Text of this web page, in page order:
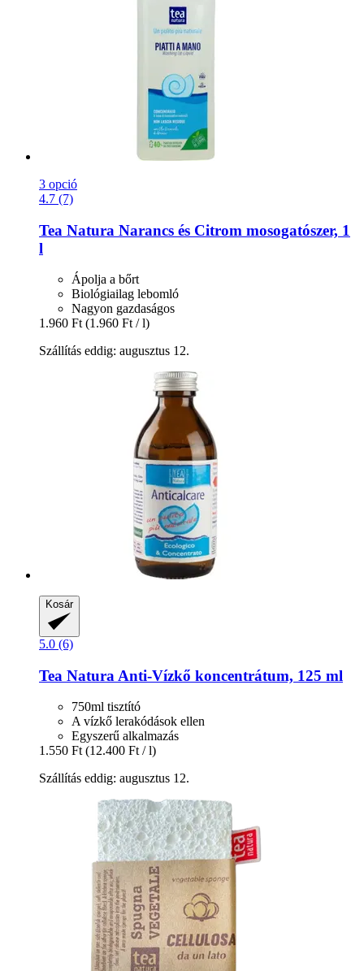
3 opció
4.7 (7)
Tea Natura Narancs és Citrom mosogatószer, 1
l
Ápolja a bőrt
Biológiailag lebomló
Nagyon gazdaságos
1.960 Ft (1.960 Ft / l)
Szállítás eddig: augusztus 12.
Kosár
5.0 (6)
Tea Natura Anti-​Vízkő koncentrátum, 125 ml
750ml tisztító
A vízkő lerakódások ellen
Egyszerű alkalmazás
1.550 Ft (12.400 Ft / l)
Szállítás eddig: augusztus 12.